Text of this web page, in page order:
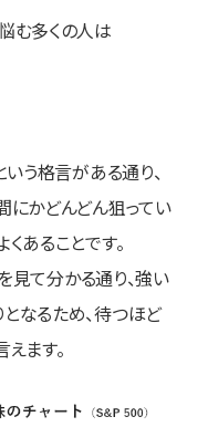
む多くの人は
いう格言がある通り、
にかどんどん狙ってい
あることです。
見て分かる通り、強い
なるため、待つほど
ます。